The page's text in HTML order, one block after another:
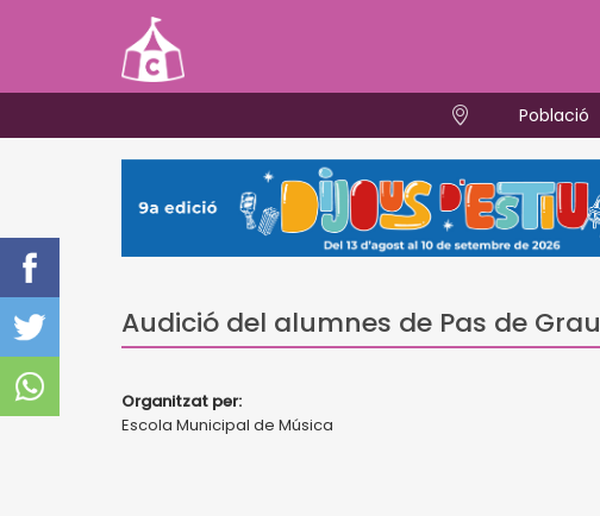
Població
Audició del alumnes de Pas de Grau
Organitzat per:
Escola Municipal de Música